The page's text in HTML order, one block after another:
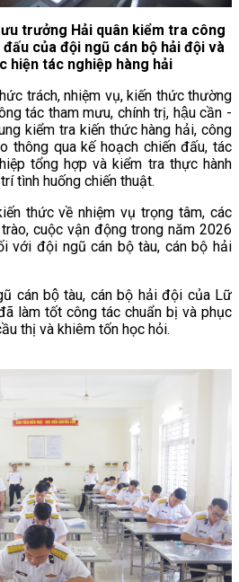
trưởng Hải quân kiểm tra công
của đội ngũ cán bộ hải đội và
hiện tác nghiệp hàng hải
trách, nhiệm vụ, kiến thức thường
tác tham mưu, chính trị, hậu cần -
kiểm tra kiến thức hàng hải, công
thông qua kế hoạch chiến đấu, tác
tổng hợp và kiểm tra thực hành
tình huống chiến thuật.
thức về nhiệm vụ trọng tâm, các
cuộc vận động trong năm 2026
với đội ngũ cán bộ tàu, cán bộ hải
cán bộ tàu, cán bộ hải đội của Lữ
làm tốt công tác chuẩn bị và phục
thị và khiêm tốn học hỏi.